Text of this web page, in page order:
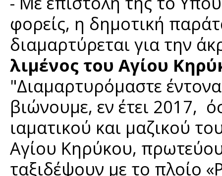
φορείς, η δημοτική
διαμαρτύρεται για την
λιμένος του Αγίου
"Διαμαρτυρόμαστε
βιώνουμε, εν έτει 2017,
ιαματικού και μαζικού
Αγίου Κηρύκου,
ταξιδέψουν με το πλοίο